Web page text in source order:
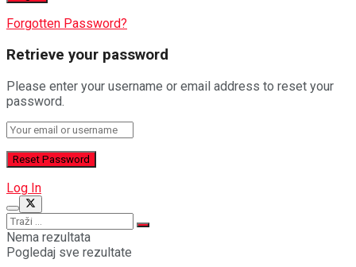
Forgotten Password?
Retrieve your password
Please enter your username or email address to reset your
password.
Log In
Nema rezultata
Pogledaj sve rezultate